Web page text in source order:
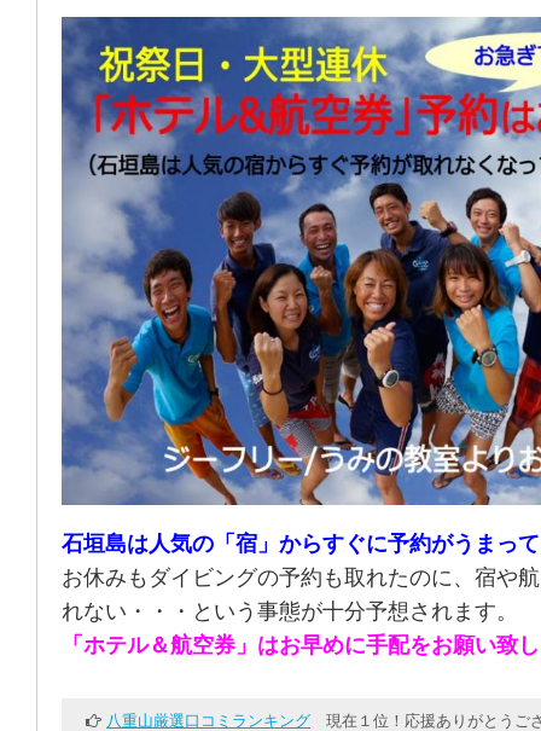
石垣島は人気の「宿」からすぐに予約がうまっ
お休みもダイビングの予約も取れたのに、宿や
れない・・・という事態が十分予想されます。
「ホテル＆航空券」はお早めに手配をお願い致
八重山厳選口コミランキング 現在１位！応援ありがとうご